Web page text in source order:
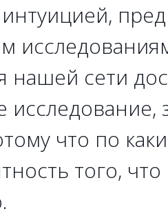
нашей сети
исследование,
что по
того,